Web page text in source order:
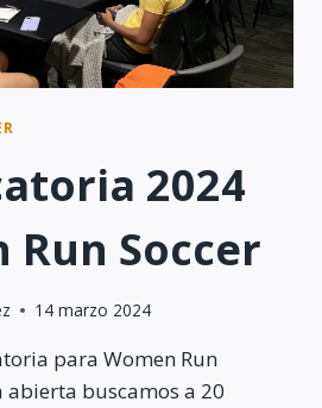
2024
Run Soccer
14 marzo 2024
para Women Run
abierta buscamos a 20